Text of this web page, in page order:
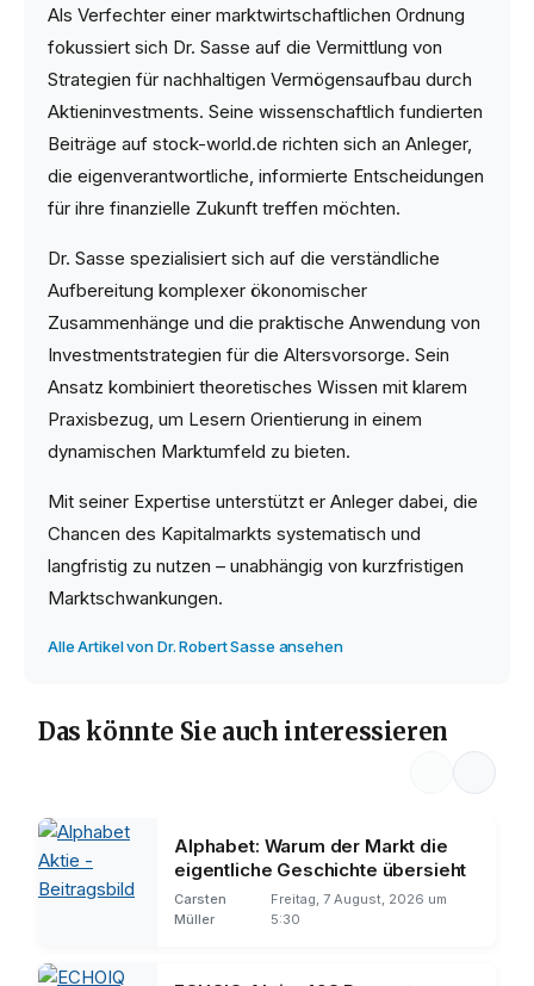
Als Verfechter einer marktwirtschaftlichen Ordnung
fokussiert sich Dr. Sasse auf die Vermittlung von
Strategien für nachhaltigen Vermögensaufbau durch
Aktieninvestments. Seine wissenschaftlich fundierten
Beiträge auf stock-world.de richten sich an Anleger,
die eigenverantwortliche, informierte Entscheidungen
für ihre finanzielle Zukunft treffen möchten.
Dr. Sasse spezialisiert sich auf die verständliche
Aufbereitung komplexer ökonomischer
Zusammenhänge und die praktische Anwendung von
Investmentstrategien für die Altersvorsorge. Sein
Ansatz kombiniert theoretisches Wissen mit klarem
Praxisbezug, um Lesern Orientierung in einem
dynamischen Marktumfeld zu bieten.
Mit seiner Expertise unterstützt er Anleger dabei, die
Chancen des Kapitalmarkts systematisch und
langfristig zu nutzen – unabhängig von kurzfristigen
Marktschwankungen.
Alle Artikel von Dr. Robert Sasse ansehen
Das könnte Sie auch interessieren
Alphabet: Warum der Markt die
eigentliche Geschichte übersieht
Carsten
Müller
Freitag, 7 August, 2026 um
5:30